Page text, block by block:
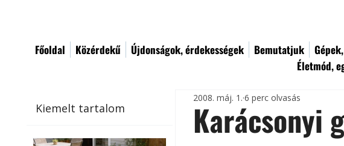
Főoldal Közérdekű Újdonságok, érdekességek Bemutatjuk
Életmód,
Kiemelt tartalom Karácsonyi
2008. máj. 1. 6 perc olvasás